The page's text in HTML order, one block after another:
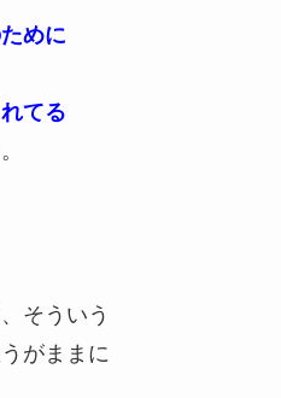
めに
てる
そういう
がままに